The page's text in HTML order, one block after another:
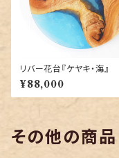
リバー花台『ケヤキ・海』
¥88,000
その他の商品